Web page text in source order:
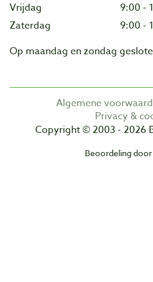
Vrijdag
9:00 -
Zaterdag
9:00 -
Op maandag en zondag
Algemene
Privacy &
Copyright © 2003 - 2026
Beoordeling